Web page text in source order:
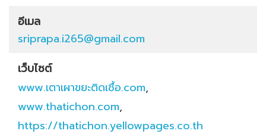
อีเมล
sriprapa.i265@gmail.com
เว็บไซต์
www.เตาเผาขยะติดเชื้อ.com,
www.thatichon.com,
https://thatichon.yellowpages.co.th